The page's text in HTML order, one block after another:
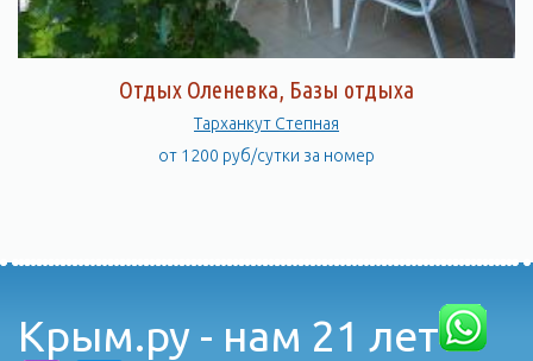
Отдых Оленевка, Базы отдыха
Тарханкут Степная
от 1200 руб/сутки за номер
Крым.ру - нам 21 лет